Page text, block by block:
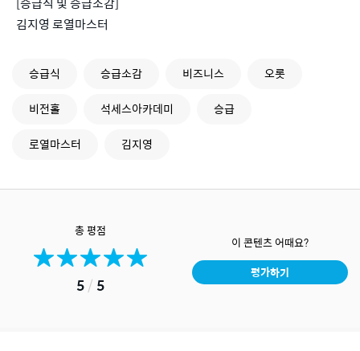
김지영 로열마스터
승급식 승급소감 비즈니스
오롯
비전홀
석세스아카데미
승급
로열마스터
김지영
총 평점
5/ 5
이 콘텐츠 어때요?
평가하기